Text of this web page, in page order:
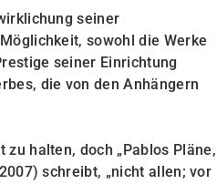
seiner
sowohl die Werke
seiner Einrichtung
die von den Anhängern
halten, doch „Pablos Pläne,
schreibt, „nicht allen; vor